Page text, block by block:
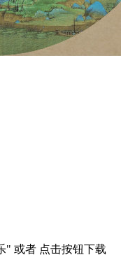
" 或者 点击按钮下载